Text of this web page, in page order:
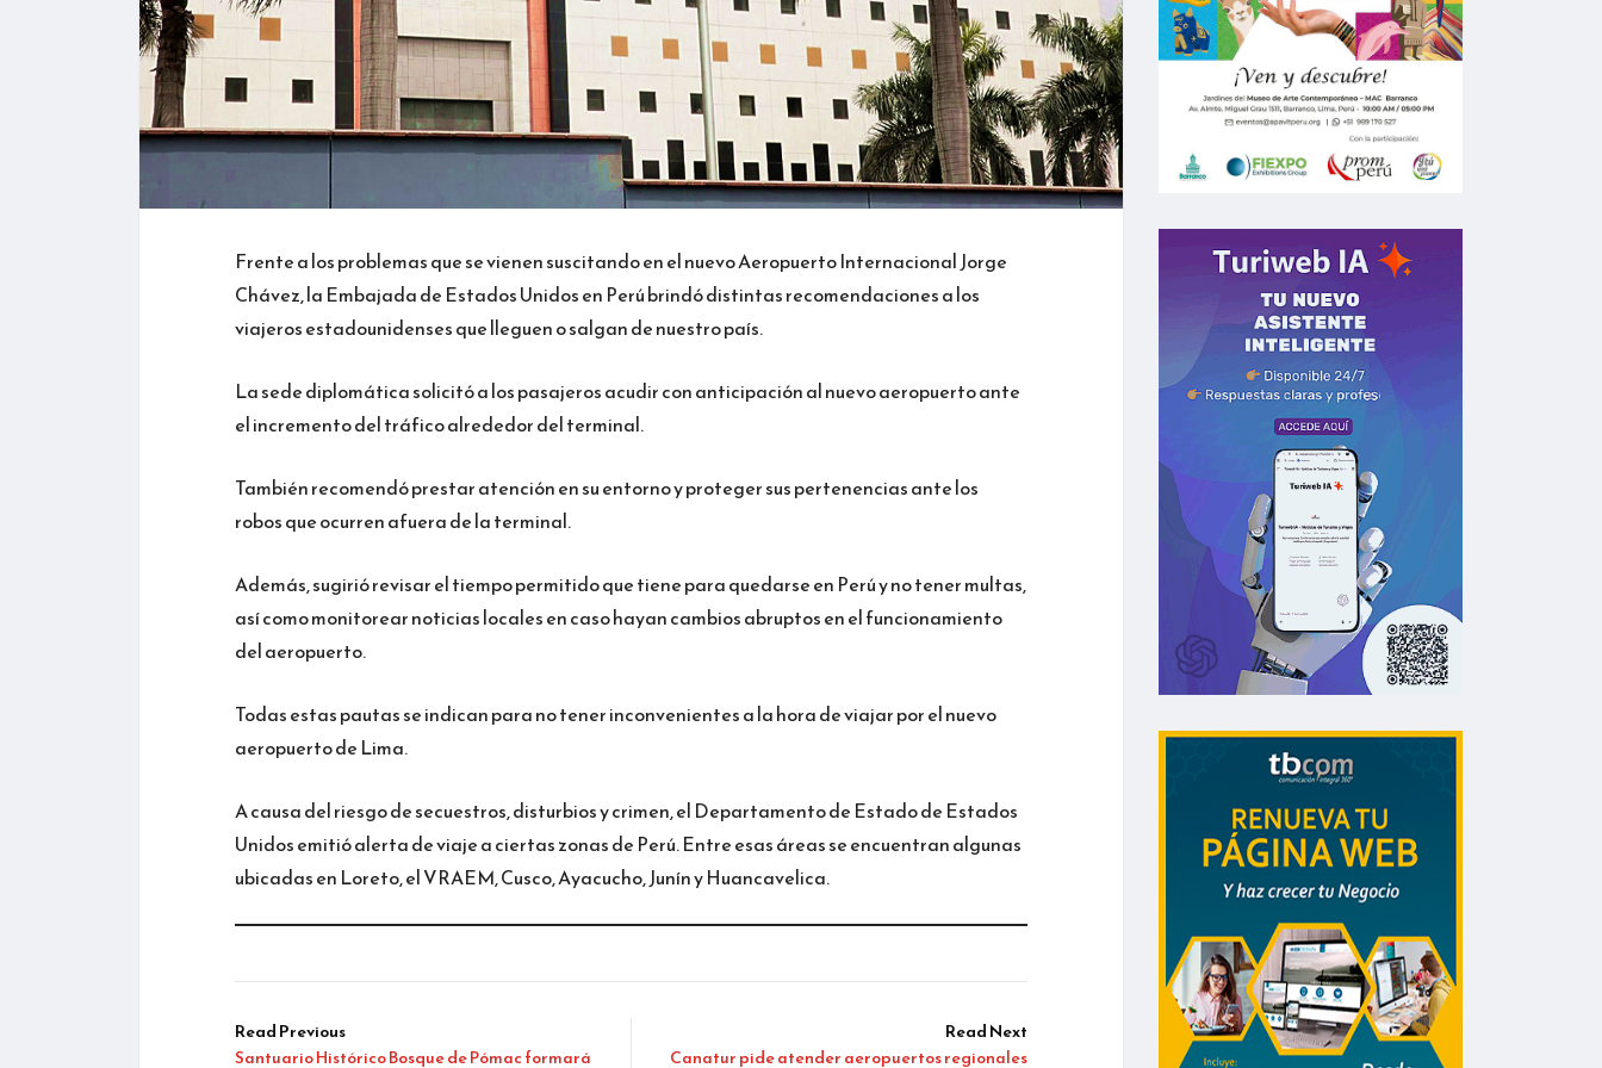
Frente a los problemas que se vienen suscitando en el nuevo Aeropuerto Internacional Jorge
Chávez, la Embajada de Estados Unidos en Perú brindó distintas recomendaciones a los
viajeros estadounidenses que lleguen o salgan de nuestro país.
La sede diplomática solicitó a los pasajeros acudir con anticipación al nuevo aeropuerto ante
el incremento del tráfico alrededor del terminal.
También recomendó prestar atención en su entorno y proteger sus pertenencias ante los
robos que ocurren afuera de la terminal.
Además, sugirió revisar el tiempo permitido que tiene para quedarse en Perú y no tener multas,
así como monitorear noticias locales en caso hayan cambios abruptos en el funcionamiento
del aeropuerto.
Todas estas pautas se indican para no tener inconvenientes a la hora de viajar por el nuevo
aeropuerto de Lima.
A causa del riesgo de secuestros, disturbios y crimen, el Departamento de Estado de Estados
Unidos emitió alerta de viaje a ciertas zonas de Perú. Entre esas áreas se encuentran algunas
ubicadas en Loreto, el VRAEM, Cusco, Ayacucho, Junín y Huancavelica.
Read Previous
Santuario Histórico Bosque de Pómac formará
Read Next
Canatur pide atender aeropuertos regionales